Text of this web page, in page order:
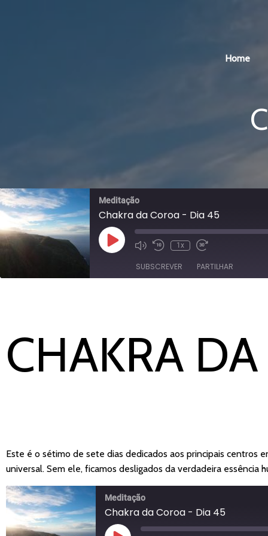
Home
Meditação
Chakra da Coroa - Dia 45
Reproduzir
episódio
1x
SUBSCREVER PARTILHAR
FEED RSS
INCORPORAR
CHAKRA
Este é o sétimo de sete dias dedicados aos principais centros
universal. Sem ele, ficamos desligados da verdadeira essência
Meditação
Chakra da Coroa - Dia 45